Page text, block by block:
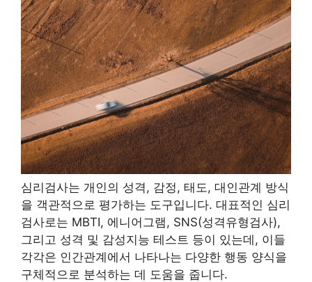
심리검사는 개인의 성격, 감정, 태도, 대인관계 방식
을 객관적으로 평가하는 도구입니다. 대표적인 심리
검사로는 MBTI, 에니어그램, SNS(성격유형검사),
그리고 성격 및 감성지능 테스트 등이 있는데, 이들
각각은 인간관계에서 나타나는 다양한 행동 양식을
구체적으로 분석하는 데 도움을 줍니다.